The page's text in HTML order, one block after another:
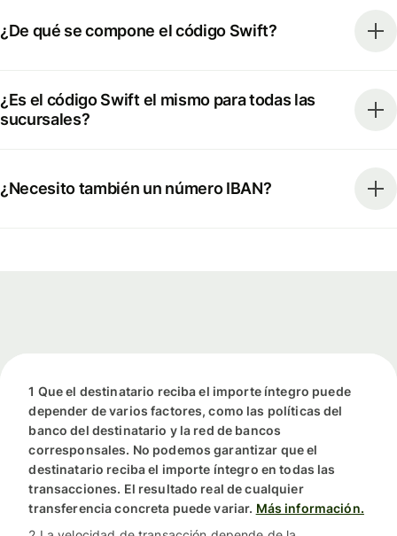
¿De qué se compone el código Swift?
¿Es el código Swift el mismo para todas las
sucursales?
¿Necesito también un número IBAN?
1 Que el destinatario reciba el importe íntegro puede
depender de varios factores, como las políticas del
banco del destinatario y la red de bancos
corresponsales. No podemos garantizar que el
destinatario reciba el importe íntegro en todas las
transacciones. El resultado real de cualquier
transferencia concreta puede variar. Más información.